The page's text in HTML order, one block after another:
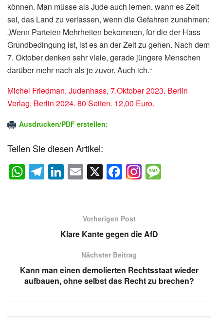
können. Man müsse als Jude auch lernen, wann es Zeit
sei, das Land zu verlassen, wenn die Gefahren zunehmen:
„Wenn Parteien Mehrheiten bekommen, für die der Hass
Grundbedingung ist, ist es an der Zeit zu gehen. Nach dem
7. Oktober denken sehr viele, gerade jüngere Menschen
darüber mehr nach als je zuvor. Auch ich.“
Michel Friedman, Judenhass, 7.Oktober 2023. Berlin
Verlag, Berlin 2024. 80 Seiten. 12,00 Euro.
Ausdrucken/PDF erstellen:
Teilen Sie diesen Artikel:
W
h
p
T
el
Li
n
dI
E
m
X F
a
e
b
o
o
k
Vorherigen Post
Klare Kante gegen die AfD
Nächster Beitrag
Kann man einen demolierten Rechtsstaat wieder
aufbauen, ohne selbst das Recht zu brechen?